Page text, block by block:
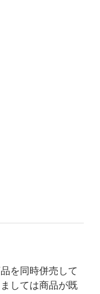
を同時併売して
しては商品が既